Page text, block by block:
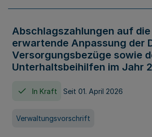
Abschlagszahlungen auf die
erwartende Anpassung der
Versorgungsbezüge sowie
Unterhaltsbeihilfen im Jahr
In Kraft Seit 01. April 2026
Verwaltungsvorschrift